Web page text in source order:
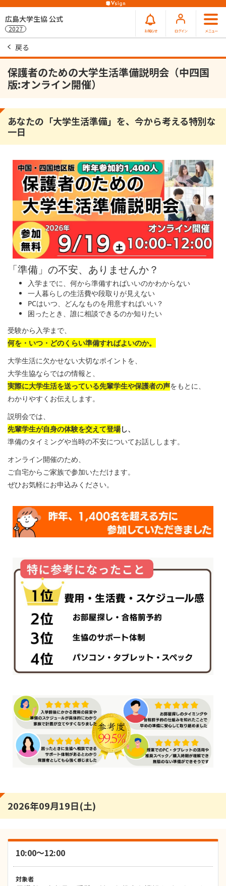
広島大学生協 公式
2027 お知らせ ログイン メニュー
戻る
保護者のための大学生活準備説明会（中四国
版:オンライン開催）
あなたの「大学生活準備」を、今から考える特別な
一日
「準備」の不安、ありませんか？
入学までに、何から準備すればいいのかわからない
一人暮らしの生活費や段取りが見えない
PCはいつ、どんなものを用意すればいい？
困ったとき、誰に相談できるのか知りたい
受験から入学まで、
何を・いつ・どのくらい準備すればよいのか。
大学生活に欠かせない大切なポイントを、
大学生協ならではの情報と、
実際に大学生活を送っている先輩学生や保護者の声をもとに、
わかりやすくお伝えします。
説明会では、
先輩学生が自身の体験を交えて登場し、
準備のタイミングや当時の不安についてお話しします。
オンライン開催のため、
ご自宅からご家族で参加いただけます。
ぜひお気軽にお申込みください。
2026年09月19日(土)
10:00～12:00
対象者